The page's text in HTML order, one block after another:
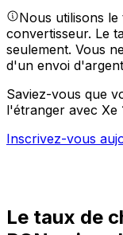
Nous utilisons
convertisseur. Le
seulement. Vous
d'un envoi
Saviez-vous que
l'étranger avec Xe
Inscrivez-vous
Le taux de